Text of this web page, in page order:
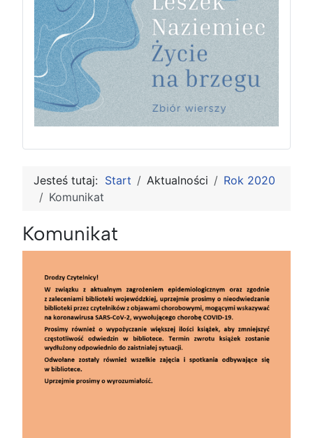
Jesteś tutaj: Start Aktualności
Rok 2020
Komunikat
Komunikat